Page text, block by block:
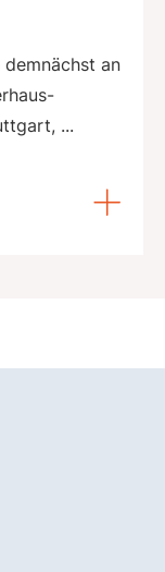
demnächst an
...